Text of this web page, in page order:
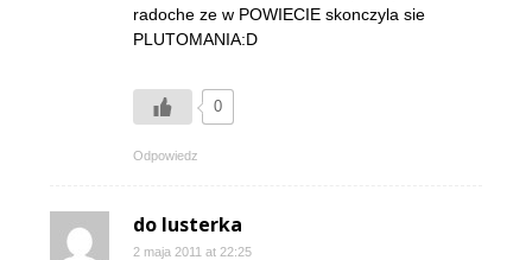
radoche ze w POWIECIE skonczyla sie
PLUTOMANIA:D
0
Odpowiedz
do lusterka
2 maja 2011 at 22:25